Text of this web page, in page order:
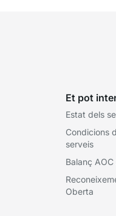
Et pot
Estat dels
Condicions
serveis
Balanç
Oberta